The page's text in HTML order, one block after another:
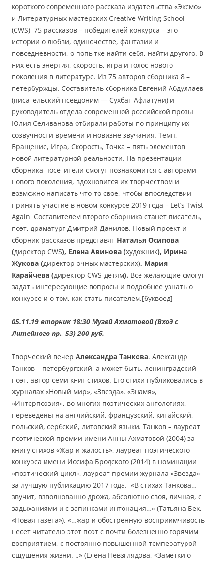
короткого современного рассказа издательства «Эксмо»
и Литературных мастерских Creative Writing School
(СWS). 75 рассказов – победителей конкурса – это
истории о любви, одиночестве, фантазии и
повседневности, о попытке найти себя, найти другого. В
них есть энергия, скорость, игра и голос нового
поколения в литературе. Из 75 авторов сборника 8 –
петербуржцы. Составитель сборника Евгений Абдуллаев
(писательский псевдоним — Сухбат Афлатуни) и
руководитель отдела современной российской прозы
Юлия Селиванова отбирали работы по принципу их
созвучности времени и новизне звучания. Темп,
Вращение, Игра, Скорость, Точка – пять элементов
новой литературной реальности. На презентации
сборника посетители смогут познакомится с авторами
нового поколения, вдохновится их творчеством и
возможно написать что-то свое, чтобы впоследствии
принять участие в новом конкурсе 2019 года – Let’s Twist
Again. Составителем второго сборника станет писатель,
поэт, драматург Дмитрий Данилов. Новый проект и
сборник рассказов представят Наталья Осипова
(директор CWS), Елена Авинова (художник), Ирина
Жукова (директор очных мастерских), Мария
Карайчева (директор CWS-детям). Все желающие смогут
задать интересующие вопросы и подробнее узнать о
конкурсе и о том, как стать писателем.[буквоед]
05.11.19 вторник 18:30 Музей Ахматовой (Вход с
Литейного пр., 53) 200 руб.
Творческий вечер Александра Танкова. Александр
Танков – петербургский, а может быть, ленинградский
поэт, автор семи книг стихов. Его стихи публиковались в
журналах «Новый мир», «Звезда», «Знамя»,
«Интерпоэзия», во многих поэтических антологиях,
переведены на английский, французский, китайский,
польский, сербский, литовский языки. Танков – лауреат
поэтической премии имени Анны Ахматовой (2004) за
книгу стихов «Жар и жалость», лауреат поэтического
конкурса имени Иосифа Бродского (2014) в номинации
«поэтический цикл», лауреат премии журнала «Звезда»
за лучшую публикацию 2017 года. «В стихах Танкова…
звучит, взволнованно дрожа, абсолютно своя, личная, с
задыханиями и с запинками интонация…» (Татьяна Бек,
«Новая газета»). «…жар и обостренную восприимчивость
несет читателю этот поэт с почти болезненно горячим
восприятием, с постоянно повышенной температурой
ощущения жизни. ..» (Елена Невзглядова, «Заметки о